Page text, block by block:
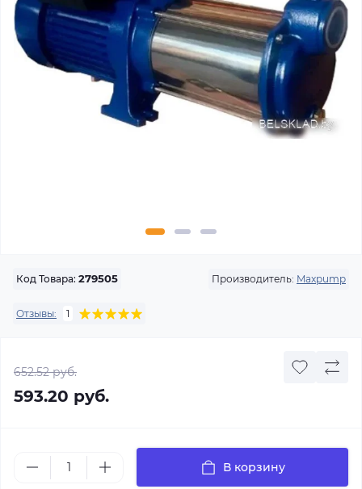
Код Товара: 279505 Производитель: Maxpump
Отзывы: 1
652.52 руб.
593.20 руб.
В корзину